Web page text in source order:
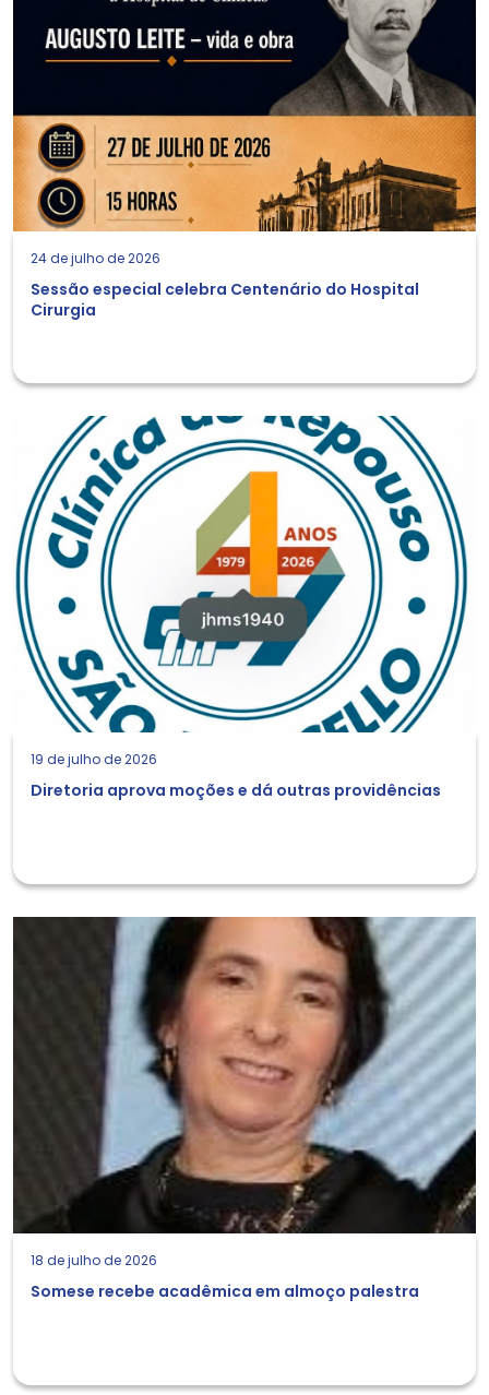
24 de julho de 2026
Sessão especial celebra Centenário do Hospital
Cirurgia
19 de julho de 2026
Diretoria aprova moções e dá outras providências
18 de julho de 2026
Somese recebe acadêmica em almoço palestra